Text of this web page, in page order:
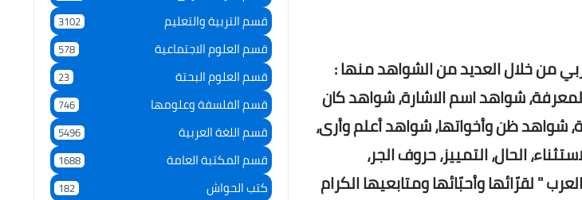
من خلال العديد من الشواهد منها :
شواهد اسم الاشارة، شواهد كان
شواهد ظن وأخواتها، شواهد أعلم وأرى،
الحال، التمييز، حروف الجر،
" لقرّائها وأحبّائها ومتابعيها الكرام
قسم التربية والتعليم 3102
قسم العلوم الاجتماعية 578
قسم العلوم البحتة 23
قسم الفلسفة وعلومها 746
قسم اللغة العربية 5496
قسم المكتبة العامة 1688
كتب الحواش 182